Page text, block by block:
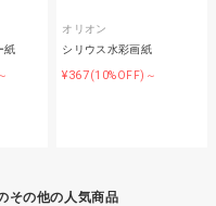
紙
オリオン
シリウス水彩画紙
¥367(10%OFF)～
その他の人気商品